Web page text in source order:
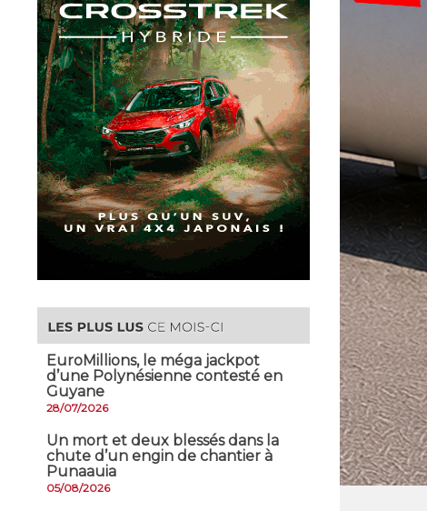
EuroMillions, ​le méga jackpot
d’une Polynésienne contesté en
Guyane
28/07/2026
​Un mort et deux blessés dans la
chute d’un engin de chantier à
Punaauia
05/08/2026